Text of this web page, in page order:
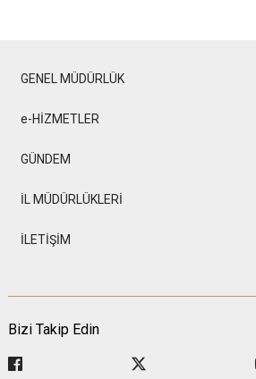
GENEL MÜDÜRLÜK
e-HİZMETLER
GÜNDEM
İL MÜDÜRLÜKLERİ
İLETİŞİM
Bizi Takip Edin